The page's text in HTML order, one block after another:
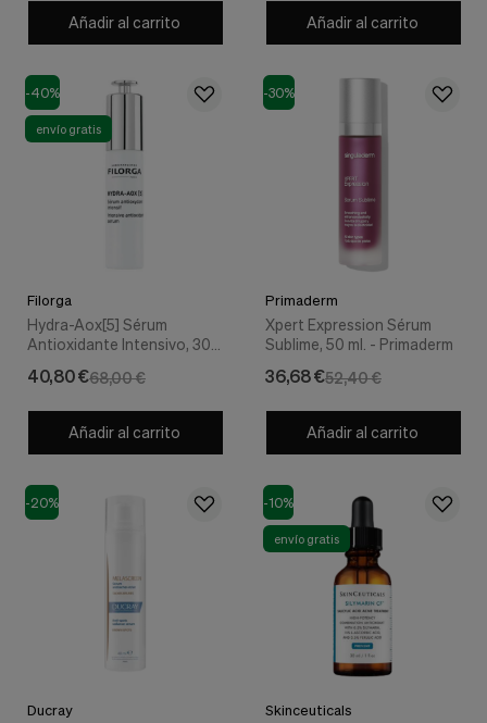
Añadir al carrito Añadir al carrito
-40%
envío gratis
Filorga
Hydra-Aox[5] Sérum
Antioxidante Intensivo, 30
68,00 €
40,80 €
Añadir al carrito
-30%
Primaderm
Xpert Expression Sérum
Sublime, 50 ml. - Primaderm
52,40 €
36,68 €
Añadir al carrito
-20%
Ducray
-10%
envío gratis
Skinceuticals